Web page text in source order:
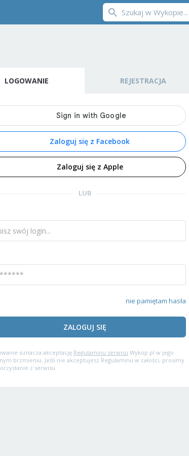
LOGOWANIE REJESTRACJA
Zaloguj się z Facebook
Zaloguj się z Apple
LUB
nie pamiętam hasła
ZALOGUJ SIĘ
oznacza akceptację Regulaminu serwisu Wykop.pl w jego
brzmieniu. Jeśli nie akceptujesz Regulaminu w całości, prosimy
z serwisu.